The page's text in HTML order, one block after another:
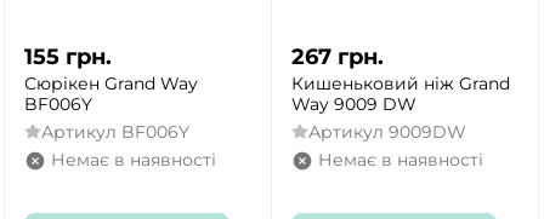
155 грн.
Сюрікен Grand Way
BF006Y
Артикул BF006Y
Немає в наявності
267 грн.
Кишеньковий ніж Grand
Way 9009 DW
Артикул 9009DW
Немає в наявності